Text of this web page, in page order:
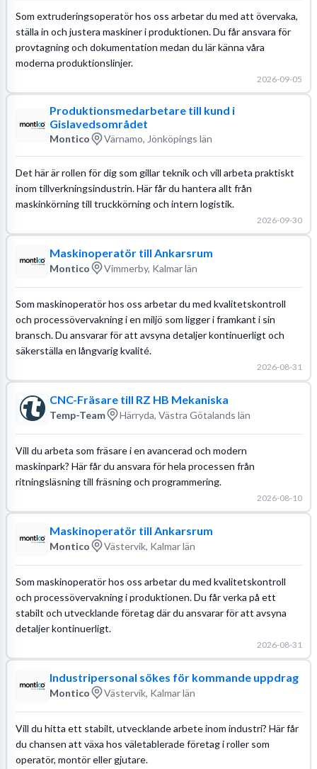
Som extruderingsoperatör hos oss arbetar du med att övervaka,
ställa in och justera maskiner i produktionen. Du får ansvara för
provtagning och dokumentation medan du lär känna våra
moderna produktionslinjer.
2026-09-05
Produktionsmedarbetare till kund i
Gislavedsområdet
Montico Värnamo, Jönköpings län
Det här är rollen för dig som gillar teknik och vill arbeta praktiskt
inom tillverkningsindustrin. Här får du hantera allt från
maskinkörning till truckkörning och intern logistik.
2026-09-30
Maskinoperatör till Ankarsrum
Montico Vimmerby, Kalmar län
Som maskinoperatör hos oss arbetar du med kvalitetskontroll
och processövervakning i en miljö som ligger i framkant i sin
bransch. Du ansvarar för att avsyna detaljer kontinuerligt och
säkerställa en långvarig kvalité.
2026-08-31
CNC-Fräsare till RZ HB Mekaniska
Temp-Team Härryda, Västra Götalands län
Vill du arbeta som fräsare i en avancerad och modern
maskinpark? Här får du ansvara för hela processen från
ritningsläsning till fräsning och programmering.
2026-08-10
Maskinoperatör till Ankarsrum
Montico Västervik, Kalmar län
Som maskinoperatör hos oss arbetar du med kvalitetskontroll
och processövervakning i produktionen. Du får verka på ett
stabilt och utvecklande företag där du ansvarar för att avsyna
detaljer kontinuerligt.
2026-08-31
Industripersonal sökes för kommande uppdrag
Montico Västervik, Kalmar län
Vill du hitta ett stabilt, utvecklande arbete inom industri? Här får
du chansen att växa hos väletablerade företag i roller som
operatör, montör eller gjutare.